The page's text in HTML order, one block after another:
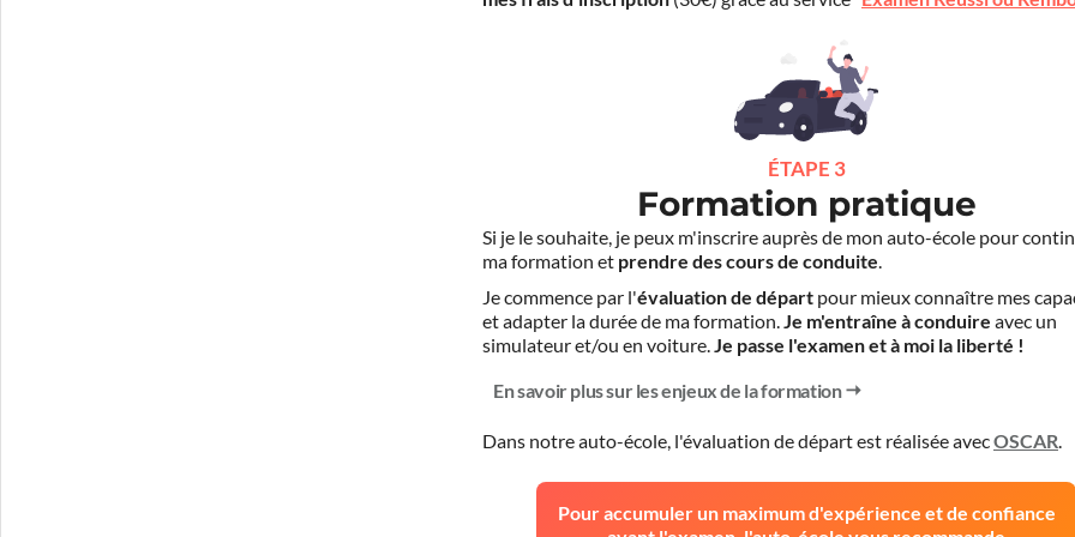
ÉTAPE 3
Formation pratique
Si je le souhaite, je peux m'inscrire auprès de mon auto-école pour
ma formation et prendre des cours de conduite.
Je commence par l'évaluation de départ pour mieux connaître mes
et adapter la durée de ma formation. Je m'entraîne à conduire avec un
simulateur et/ou en voiture. Je passe l'examen et à moi la liberté !
En savoir plus sur les enjeux de la formation
Dans notre auto-école, l'évaluation de départ est réalisée avecOSCAR
Pour accumuler un maximum d'expérience et de confiance